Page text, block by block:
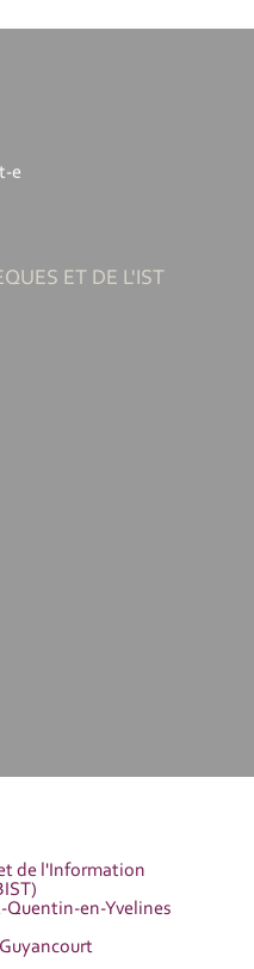
e
ET DE L'IST
de l'Information
Quentin-en-Yvelines